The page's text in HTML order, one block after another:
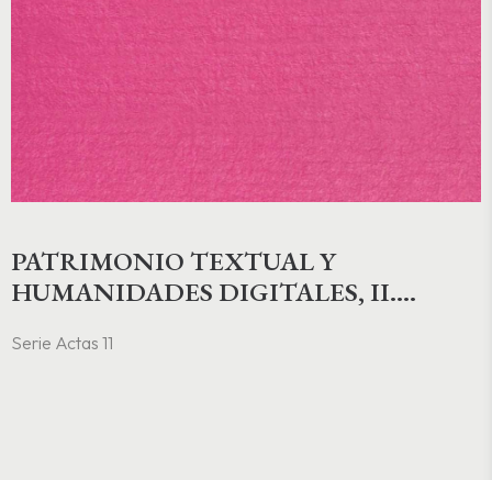
PATRIMONIO TEXTUAL Y
HUMANIDADES DIGITALES, II.
VISUAL EN LA EDAD MEDIA
Serie Actas 11